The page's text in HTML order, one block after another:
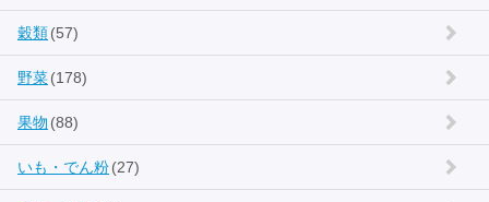
穀類(57)
野菜(178)
果物 (88)
いも・でん粉(27)